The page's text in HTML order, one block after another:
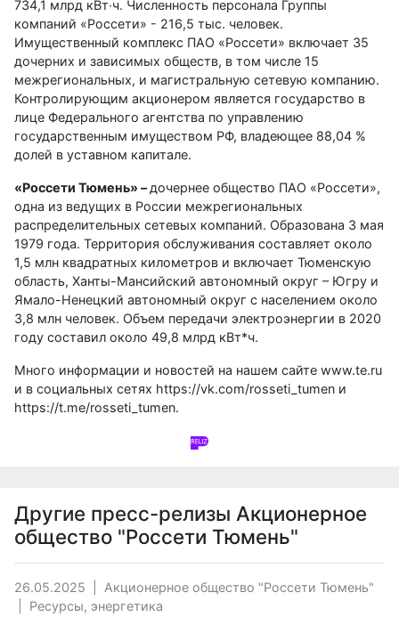
734,1 млрд кВт∙ч. Численность персонала Группы
компаний «Россети» - 216,5 тыс. человек.
Имущественный комплекс ПАО «Россети» включает 35
дочерних и зависимых обществ, в том числе 15
межрегиональных, и магистральную сетевую компанию.
Контролирующим акционером является государство в
лице Федерального агентства по управлению
государственным имуществом РФ, владеющее 88,04 %
долей в уставном капитале.
«Россети Тюмень» –дочернее общество ПАО «Россети»,
одна из ведущих в России межрегиональных
распределительных сетевых компаний. Образована 3 мая
1979 года. Территория обслуживания составляет около
1,5 млн квадратных километров и включает Тюменскую
область, Ханты-Мансийский автономный округ – Югру и
Ямало-Ненецкий автономный округ с населением около
3,8 млн человек. Объем передачи электроэнергии в 2020
году составил около 49,8 млрд кВт*ч.
Много информации и новостей на нашем сайте www.te.ru
и в социальных сетях https://vk.com/rosseti_tumen и
https://t.me/rosseti_tumen.
Другие пресс-релизы Акционерное
общество "Россети Тюмень"
26.05.2025
Акционерное общество "Россети Тюмень"
Ресурсы, энергетика